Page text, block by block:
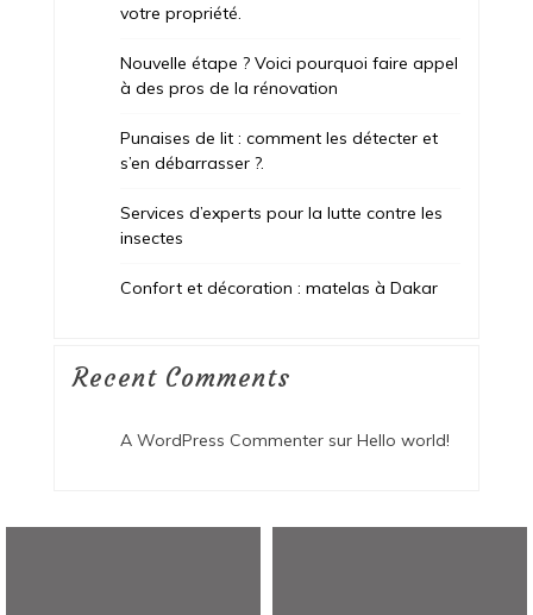
votre propriété.
Nouvelle étape ? Voici pourquoi faire appel
à des pros de la rénovation
Punaises de lit : comment les détecter et
s’en débarrasser ?.
Services d’experts pour la lutte contre les
insectes
Confort et décoration : matelas à Dakar
Recent Comments
A WordPress Commentersur Hello world!